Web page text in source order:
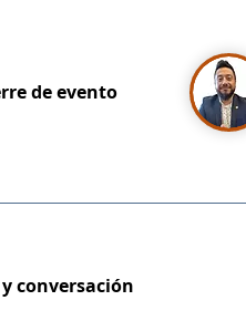
de evento
y conversación